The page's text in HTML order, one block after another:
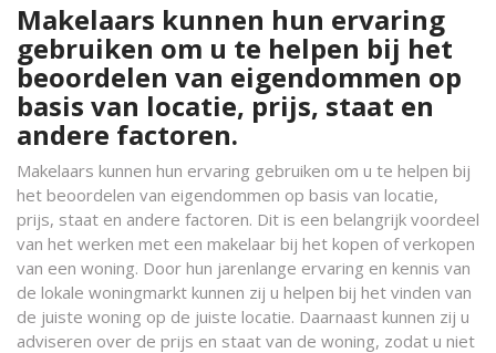
Makelaars kunnen hun ervaring
gebruiken om u te helpen bij het
beoordelen van eigendommen op
basis van locatie, prijs, staat en
andere factoren.
Makelaars kunnen hun ervaring gebruiken om u te helpen bij
het beoordelen van eigendommen op basis van locatie,
prijs, staat en andere factoren. Dit is een belangrijk voordeel
van het werken met een makelaar bij het kopen of verkopen
van een woning. Door hun jarenlange ervaring en kennis van
de lokale woningmarkt kunnen zij u helpen bij het vinden van
de juiste woning op de juiste locatie. Daarnaast kunnen zij u
adviseren over de prijs en staat van de woning, zodat u niet